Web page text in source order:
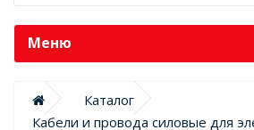
Меню
Каталог
Кабели и провода силовые для